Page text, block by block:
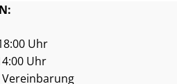
Uhr
Uhr